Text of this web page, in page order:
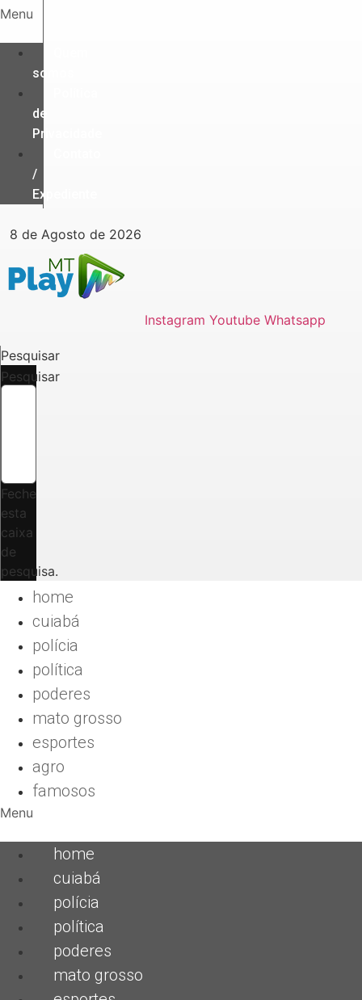
Ir
o
conteúdo
Menu
somos
de
Privacidade
/
Expediente
8 de Agosto de 2026
Instagram Youtube Whatsapp
Pesquisar
Pesquisar
Feche
esta
caixa
de
pesquisa.
home
cuiabá
polícia
política
poderes
mato grosso
esportes
agro
famosos
Menu
home
cuiabá
polícia
política
poderes
mato grosso